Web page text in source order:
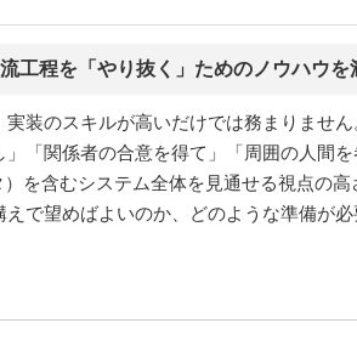
工程を「やり抜く」ためのノウハウを
装のスキルが高いだけでは務まりませ
「関係者の合意を得て」「周囲の人間
を含むシステム全体を見通せる視点の
で望めばよいのか、どのような準備が